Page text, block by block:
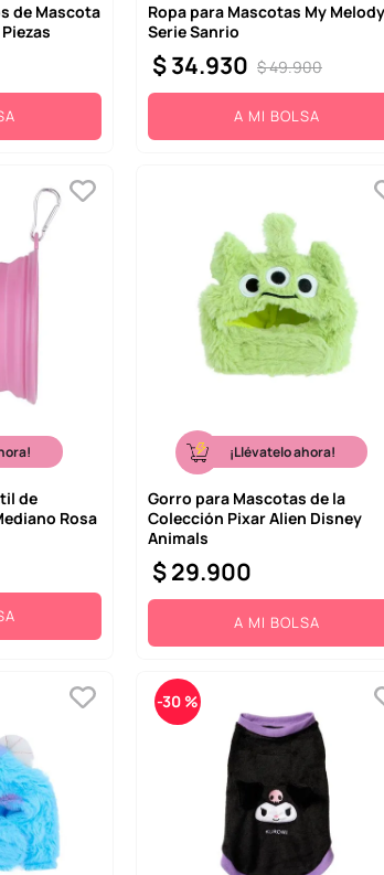
de Mascota
Ropa para Mascotas My Melody
Serie Sanrio
$49.900
$34.930
A MI BOLSA
de
Rosa
¡Llévatelo ahora!
Gorro para Mascotas de la
Colección Pixar Alien Disney
Animals
$29.900
A MI BOLSA
-30 %